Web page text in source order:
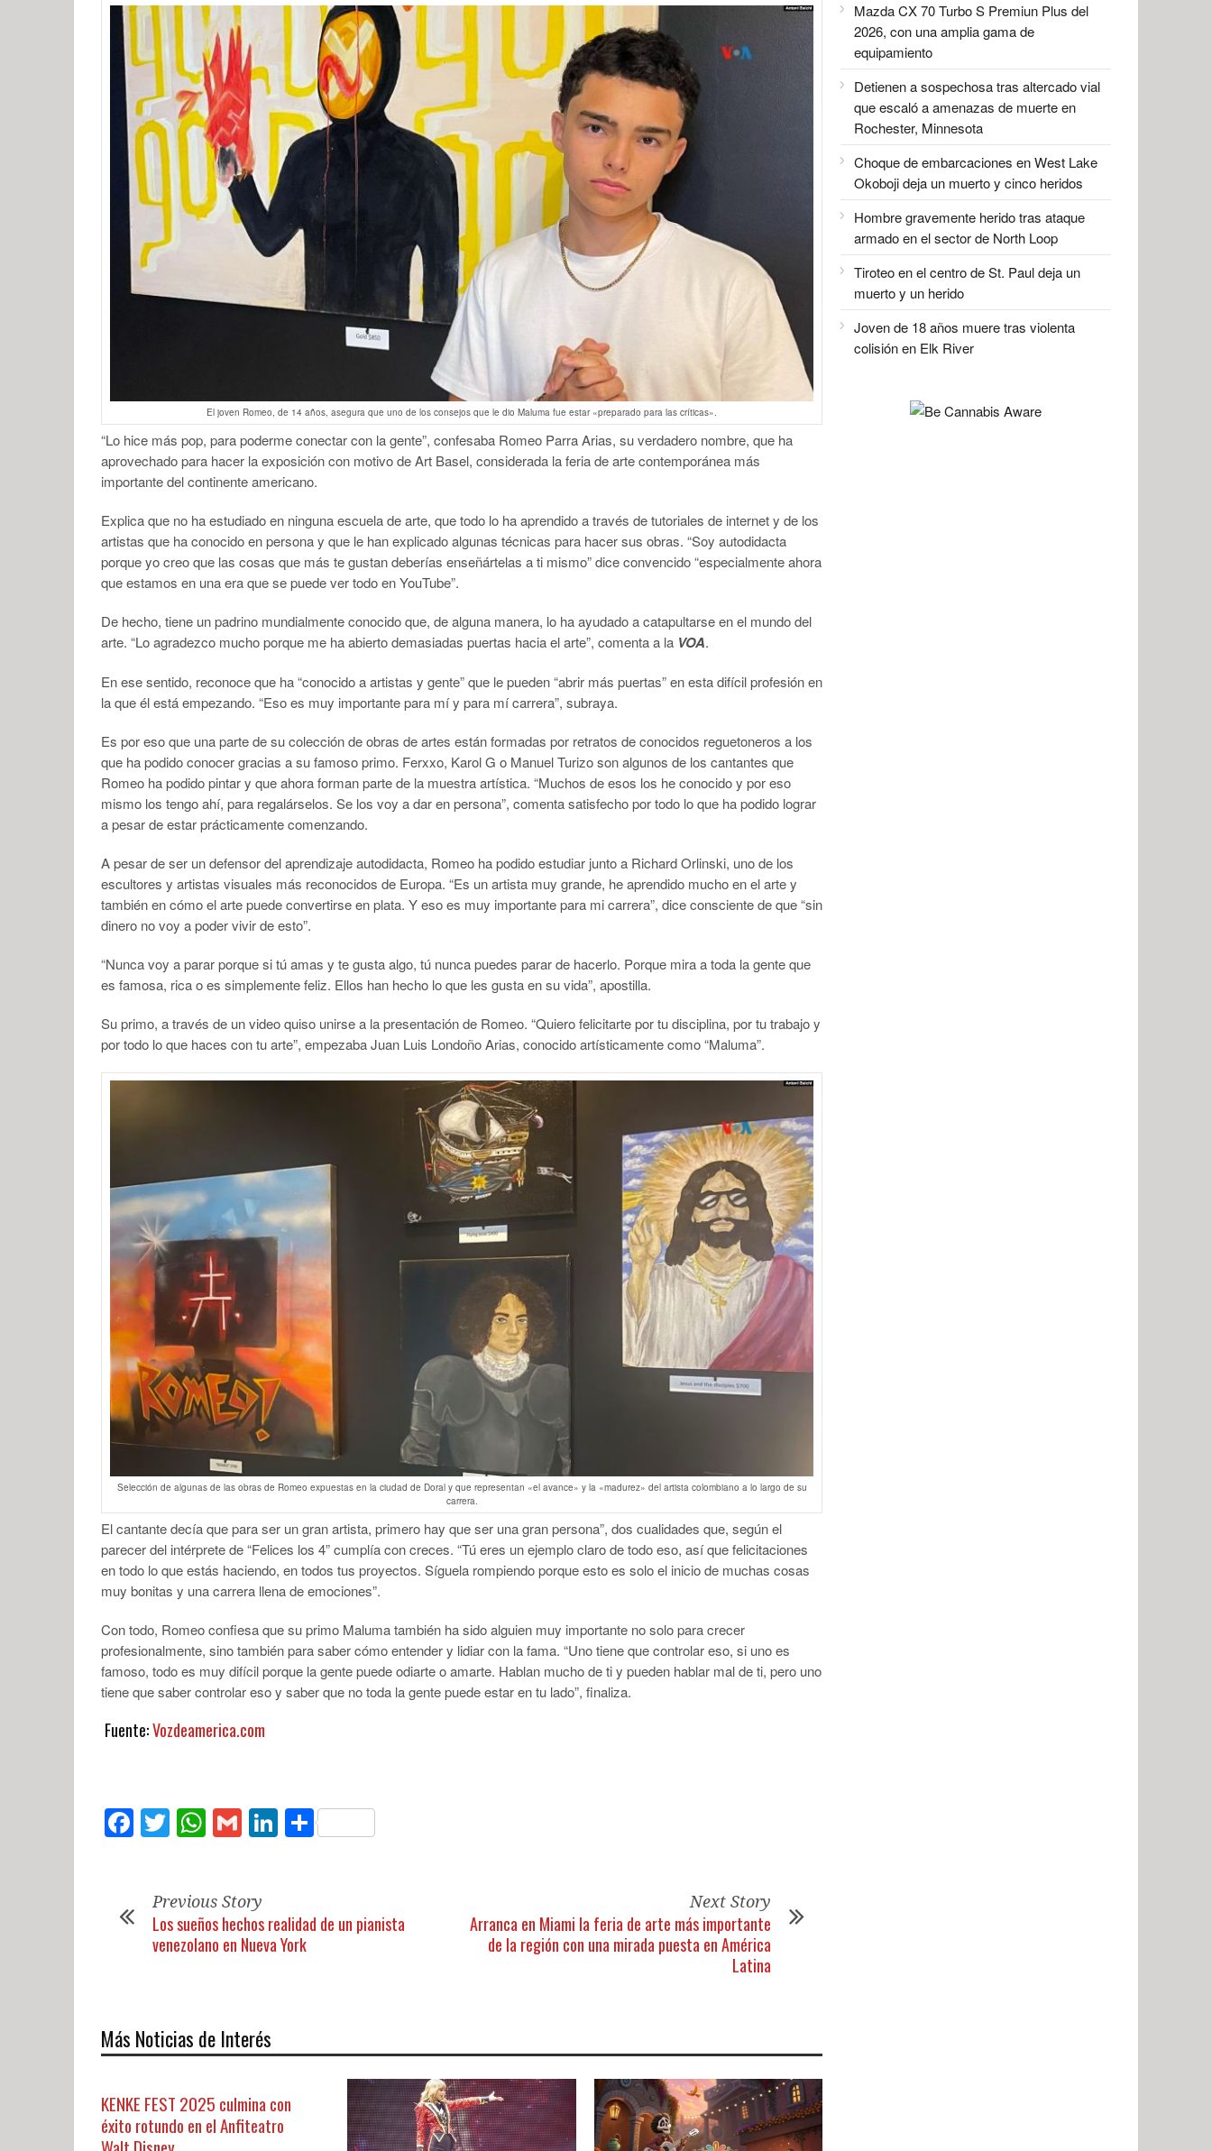
El joven Romeo, de 14 años, asegura que uno de los consejos que le dio Maluma fue estar «preparado para las críticas».
“Lo hice más pop, para poderme conectar con la gente”, confesaba Romeo Parra Arias, su verdadero nombre, que ha
aprovechado para hacer la exposición con motivo de Art Basel, considerada la feria de arte contemporánea más
importante del continente americano.
Explica que no ha estudiado en ninguna escuela de arte, que todo lo ha aprendido a través de tutoriales de internet y de los
artistas que ha conocido en persona y que le han explicado algunas técnicas para hacer sus obras. “Soy autodidacta
porque yo creo que las cosas que más te gustan deberías enseñártelas a ti mismo” dice convencido “especialmente ahora
que estamos en una era que se puede ver todo en YouTube”.
De hecho, tiene un padrino mundialmente conocido que, de alguna manera, lo ha ayudado a catapultarse en el mundo del
arte. “Lo agradezco mucho porque me ha abierto demasiadas puertas hacia el arte”, comenta a la VOA.
En ese sentido, reconoce que ha “conocido a artistas y gente” que le pueden “abrir más puertas” en esta difícil profesión en
la que él está empezando. “Eso es muy importante para mí y para mí carrera”, subraya.
Es por eso que una parte de su colección de obras de artes están formadas por retratos de conocidos reguetoneros a los
que ha podido conocer gracias a su famoso primo. Ferxxo, Karol G o Manuel Turizo son algunos de los cantantes que
Romeo ha podido pintar y que ahora forman parte de la muestra artística. “Muchos de esos los he conocido y por eso
mismo los tengo ahí, para regalárselos. Se los voy a dar en persona”, comenta satisfecho por todo lo que ha podido lograr
a pesar de estar prácticamente comenzando.
A pesar de ser un defensor del aprendizaje autodidacta, Romeo ha podido estudiar junto a Richard Orlinski, uno de los
escultores y artistas visuales más reconocidos de Europa. “Es un artista muy grande, he aprendido mucho en el arte y
también en cómo el arte puede convertirse en plata. Y eso es muy importante para mi carrera”, dice consciente de que “sin
dinero no voy a poder vivir de esto”.
“Nunca voy a parar porque si tú amas y te gusta algo, tú nunca puedes parar de hacerlo. Porque mira a toda la gente que
es famosa, rica o es simplemente feliz. Ellos han hecho lo que les gusta en su vida”, apostilla.
Su primo, a través de un video quiso unirse a la presentación de Romeo. “Quiero felicitarte por tu disciplina, por tu trabajo y
por todo lo que haces con tu arte”, empezaba Juan Luis Londoño Arias, conocido artísticamente como “Maluma”.
Selección de algunas de las obras de Romeo expuestas en la ciudad de Doral y que representan «el avance» y la «madurez» del artista colombiano a lo largo de su
carrera.
El cantante decía que para ser un gran artista, primero hay que ser una gran persona”, dos cualidades que, según el
parecer del intérprete de “Felices los 4” cumplía con creces. “Tú eres un ejemplo claro de todo eso, así que felicitaciones
en todo lo que estás haciendo, en todos tus proyectos. Síguela rompiendo porque esto es solo el inicio de muchas cosas
muy bonitas y una carrera llena de emociones”.
Con todo, Romeo confiesa que su primo Maluma también ha sido alguien muy importante no solo para crecer
profesionalmente, sino también para saber cómo entender y lidiar con la fama. “Uno tiene que controlar eso, si uno es
famoso, todo es muy difícil porque la gente puede odiarte o amarte. Hablan mucho de ti y pueden hablar mal de ti, pero uno
tiene que saber controlar eso y saber que no toda la gente puede estar en tu lado”, finaliza.
Fuente:Vozdeamerica.com
Facebook
Twitter
WhatsApp
GmailLinkedIn
Compartir
Previous Story
Los sueños hechos realidad de un pianista
venezolano en Nueva York
Next Story
Arranca en Miami la feria de arte más importante
de la región con una mirada puesta en América
Latina
Más Noticias de Interés
KENKE FEST 2025 culmina con
éxito rotundo en el Anfiteatro
Mazda CX 70 Turbo S Premiun Plus del
2026, con una amplia gama de
equipamiento
Detienen a sospechosa tras altercado vial
que escaló a amenazas de muerte en
Rochester, Minnesota
Choque de embarcaciones en West Lake
Okoboji deja un muerto y cinco heridos
Hombre gravemente herido tras ataque
armado en el sector de North Loop
Tiroteo en el centro de St. Paul deja un
muerto y un herido
Joven de 18 años muere tras violenta
colisión en Elk River